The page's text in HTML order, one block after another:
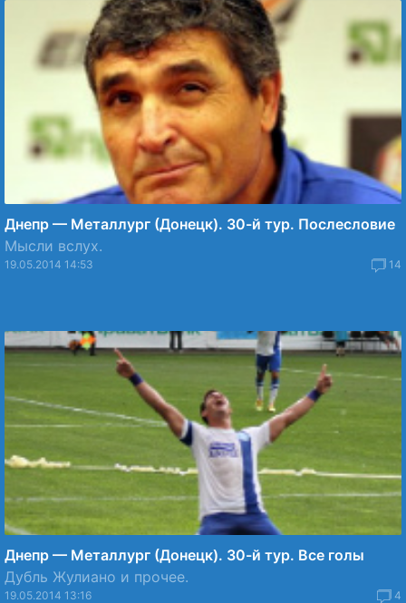
Днепр — Металлург (Донецк). 30-й тур. Послесловие
Мысли вслух.
19.05.2014 14:53 14
Днепр — Металлург (Донецк). 30-й тур. Все голы
Дубль Жулиано и прочее.
19.05.2014 13:16 4